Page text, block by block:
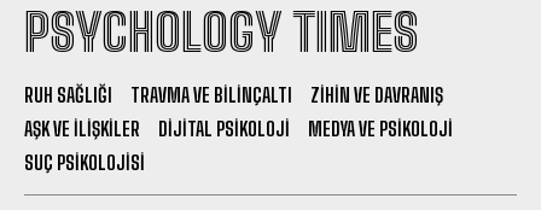
PSYCHOLOGY TIMES
RUH SAĞLIĞI TRAVMA VE BILINÇALTI
ZIHIN VE DAVRANIŞ
AŞK VE İLIŞKILER
DIJITAL PSIKOLOJI
MEDYA VE PSIKOLOJI
SUÇ PSIKOLOJISI